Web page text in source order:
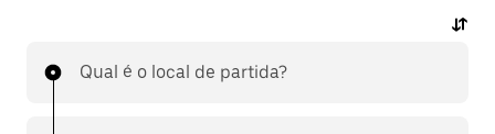
Qual é o local de partida?